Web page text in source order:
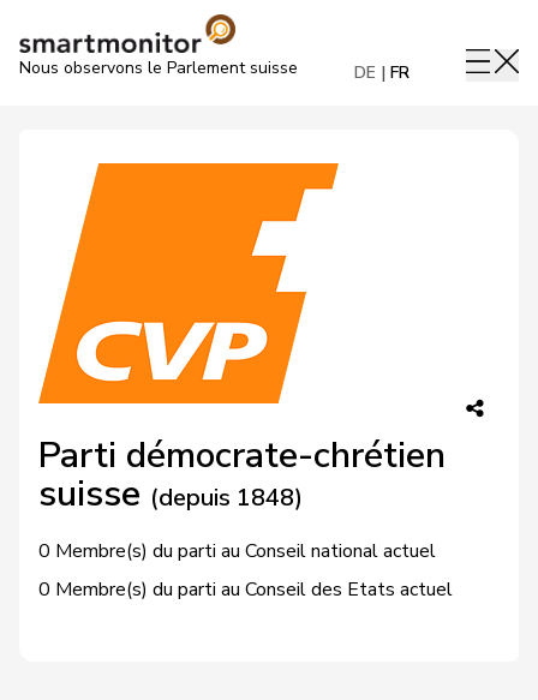
Nous observons le Parlement suisse DE FR
Parti démocrate-chrétien
suisse (depuis 1848)
0 Membre(s) du parti au Conseil national actuel
0 Membre(s) du parti au Conseil des Etats actuel